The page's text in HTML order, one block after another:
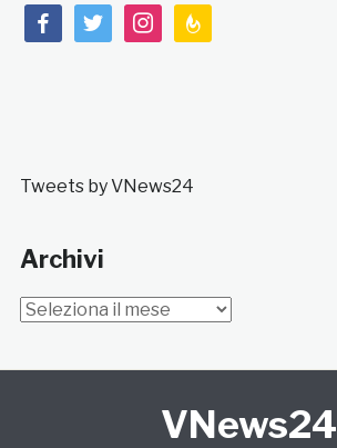
facebooktwitterinstagramfeedburner
Tweets by VNews24
Archivi
Archivi
VNews24